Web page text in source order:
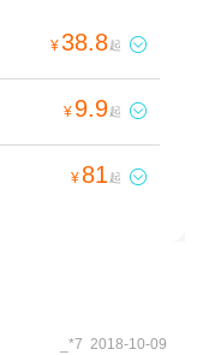
¥38.8起 
¥ 9.9起 
¥ 81 起 
_*7 2018-10-09